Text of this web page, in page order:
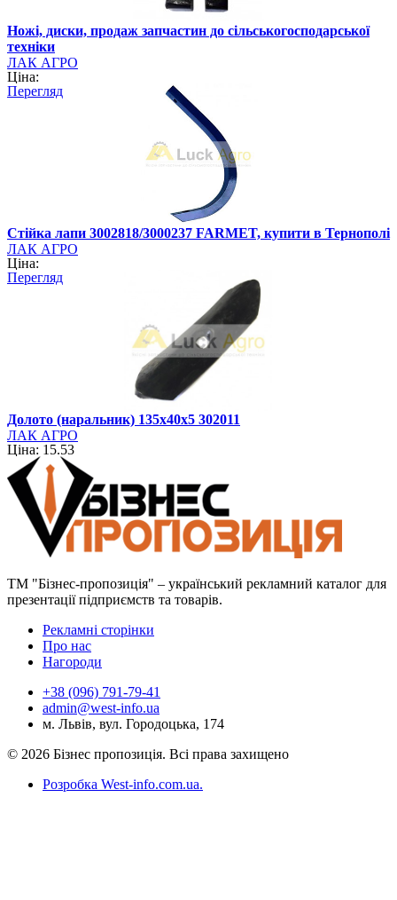
Ножі, диски, продаж запчастин до сільськогосподарської
техніки
ЛАК АГРО
Ціна:
Перегляд
Стійка лапи 3002818/3000237 FARMET, купити в Тернополі
ЛАК АГРО
Ціна:
Перегляд
Долото (наральник) 135х40х5 302011
ЛАК АГРО
Ціна: 15.53
ТМ "Бізнес-пропозиція" – український рекламний каталог для
презентації підприємств та товарів.
Рекламні сторінки
Про нас
Нагороди
+38 (096) 791-79-41
admin@west-info.ua
м. Львів, вул. Городоцька, 174
© 2026 Бізнес пропозиція. Всі права захищено
Розробка West-info.com.ua.